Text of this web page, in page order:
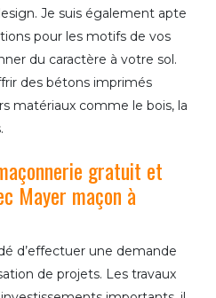
Je suis également apte
pour les motifs de vos
du caractère à votre sol.
des bétons imprimés
matériaux comme le bois, la
gratuit et
Mayer maçon à
d’effectuer une demande
de projets. Les travaux